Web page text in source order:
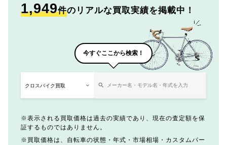
1,949件のリアルな買取実績を掲載中！
今すぐここから検索！
表示される買取価格は過去の実績であり、現在の査定額を保
証するものではありません。
買取価格は、自転車の状態・年式・市場相場・カスタムパー